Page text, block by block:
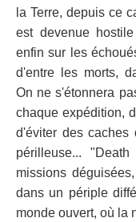
la Terre, depuis ce
est devenue
enfin sur les
d'entre les morts,
On ne s'étonnera
chaque expédition,
d'éviter des caches
périlleuse...
missions
dans un périple
monde ouvert, où la